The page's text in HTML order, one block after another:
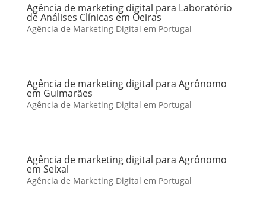
Agência de marketing digital para Laboratório
de Análises Clínicas em Oeiras
Agência de Marketing Digital em Portugal
Agência de marketing digital para Agrônomo
em Guimarães
Agência de Marketing Digital em Portugal
Agência de marketing digital para Agrônomo
em Seixal
Agência de Marketing Digital em Portugal